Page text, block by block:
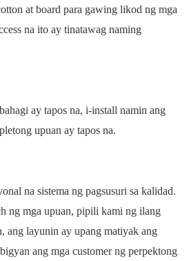
at board para gawing likod ng mga
na ito ay tinatawag naming
ay tapos na, i-install namin ang
upuan ay tapos na.
na sistema ng pagsusuri sa kalidad.
ng mga upuan, pipili kami ng ilang
ang layunin ay upang matiyak ang
ang mga customer ng perpektong